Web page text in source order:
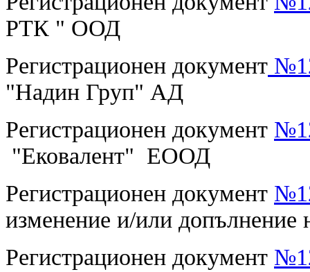
РТК " ООД
Регистрационен документ
"Надин Груп" АД
Регистрационен документ
"Ековалент" ЕООД
Регистрационен документ
изменение и/или допълнение
Регистрационен документ